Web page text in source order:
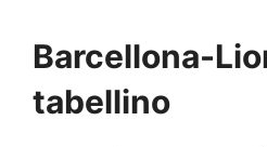
Barcellona-
tabellino